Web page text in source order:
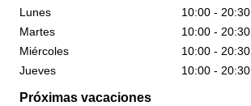
Lunes
10:00 - 20:30
Martes
10:00 - 20:30
Miércoles
10:00 - 20:30
Jueves
10:00 - 20:30
Próximas vacaciones